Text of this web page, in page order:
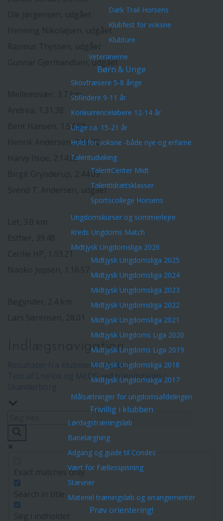
Dark Trail Horsens
Klubfest for voksne
Klubture
Veteranerne
Børn & Unge
Skovfræsere 5-8 årige
Stifindere 9-11 år
Konkurrenceløbere 12-14 år
Unge ca. 15-21 år
Hold for voksne -både nye og erfarne
Talentudviking
TalentCenter Midt
Talentidrætsklasser
Sportscollege Horsens
Ungdomskurser og sommerlejre
Kreds Ungdoms Match
Midtjysk Ungdomsliga 2026
Midtjysk Ungdomsliga 2025
Midtjysk Ungdomsliga 2024
Midtjysk Ungdomsliga 2023
Midtjysk Ungdomsliga 2022
Midtjysk Ungdomsliga 2021
Midtjysk Ungdoms Liga 2020
Midtjysk Ungdoms Liga 2019
Midtjysk Ungdomsliga 2018
Midtjysk Ungdomsliga 2017
Målsætninger for ungdomsafdelingen
Frivillig i klubben
Lørdagstræningsløb
Banelægning
Adgang og guide til Condes
Vært for Fællesspisning
Stævner
Materiel træningsløb og arrangementer
Prøv orientering!
Henning Nikolajsen, udgået
Gunnar Gjermandsen, udgået
Mellemsvær, 3.7 km:
Bent Hansen, 1.54.58
Henrik Andersen, 2.11.30
Harvy Ilsoe, 2.14.05
Birgit Grynderup, 2.44.09
Svend T. Andersen, udgået
Indlægsnavigation
Resultater fra klubmesterskabet
Test af Livelox og MEOS ved træningsløb i
Exact matches only